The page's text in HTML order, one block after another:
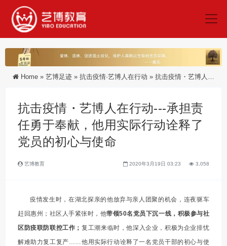
Home » 艺博足迹 » 抗击疫情·艺博人在行动 » 抗击疫情・艺博人在行动---承担责任勇于奉献，他用实际行动诠释了党员的初心与使命
抗击疫情・艺博人在行动---承担责
任勇于奉献，他用实际行动诠释了
党员的初心与使命
艺博教育 2020年3月19日 03:23 3,058
疫情发生时，在湖北探亲的他放弃与亲人团聚的机会，连夜驱车
赶回惠州；社区人手紧张时，他带领50名党员下沉一线，积极参与社
区防疫联防联控工作； 复工潮来临时，他深入企业，积极为企业排忧
解难助力复工复产……他用实际行动诠释了一名党员干部的初心与使